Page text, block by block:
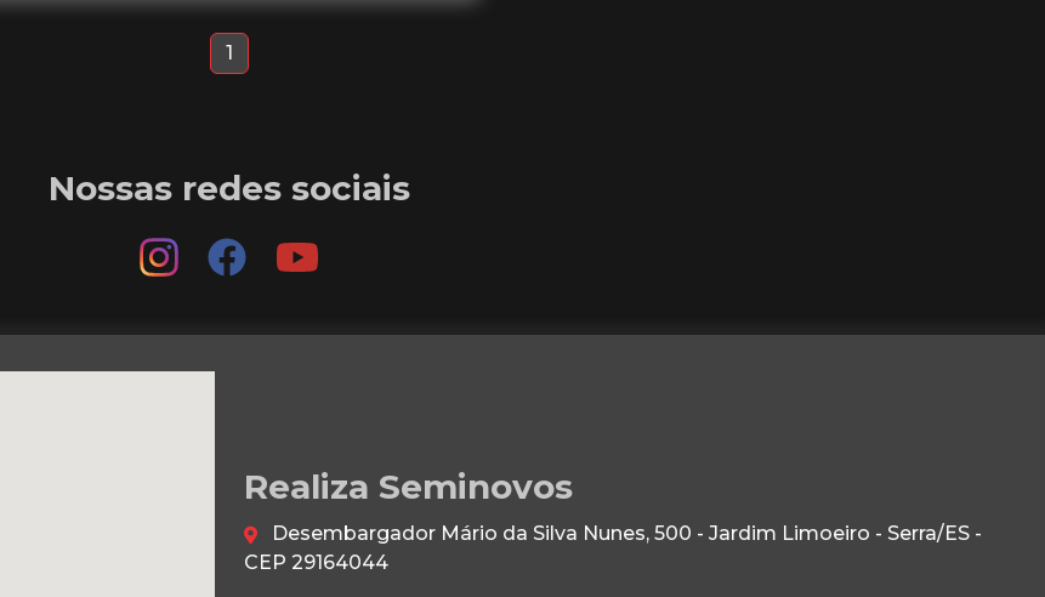
1
Nossas redes sociais
Realiza Seminovos
Desembargador Mário da Silva Nunes, 500 - Jardim Limoeiro - Serra/ES -
CEP 29164044